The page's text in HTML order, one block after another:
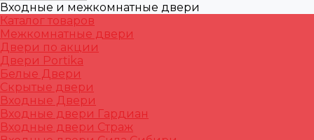
Входные и межкомнатные двери
Каталог товаров
Межкомнатные двери
Двери по акции
Двери Portika
Белые Двери
Скрытые двери
Входные Двери
Входные двери Гардиан
Входные двери Страж